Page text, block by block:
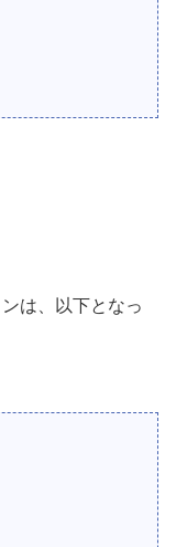
は、以下となっ